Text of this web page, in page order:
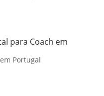
para Coach em
Portugal